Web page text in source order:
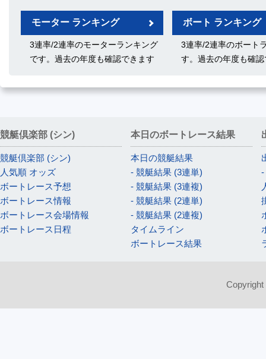
モーター ランキング
3連率/2連率のモーターランキング
です。過去の年度も確認できます
ボート ランキング
3連率/2連率のボート
す。過去の年度も確
競艇倶楽部 (シン)
競艇倶楽部 (シン)
人気順 オッズ
ボートレース予想
ボートレース情報
ボートレース会場情報
ボートレース日程
本日のボートレース結果
本日の競艇結果
- 競艇結果 (3連単)
- 競艇結果 (3連複)
- 競艇結果 (2連単)
- 競艇結果 (2連複)
タイムライン
ボートレース結果
-